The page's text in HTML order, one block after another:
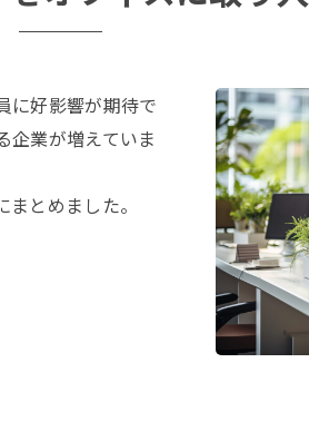
に好影響が期待で
企業が増えていま
とめました。